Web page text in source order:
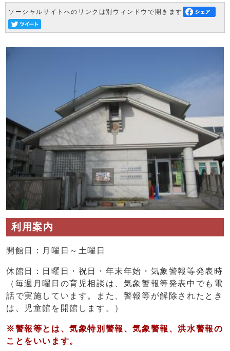
ソーシャルサイトへのリンクは別ウィンドウで開きます
利用案内
開館日：月曜日～土曜日
休館日：日曜日・祝日・年末年始・気象警報等発表時
（毎週月曜日の育児相談は、気象警報等発表中でも電
話で実施しています。また、警報等が解除されたとき
は、児童館を開館します。）
※警報等とは、気象特別警報、気象警報、洪水警報の
ことをいいます。